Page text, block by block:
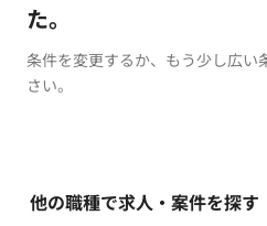
た。
条件を変更するか、もう少し広い
さい。
他の職種で求人・案件を探す